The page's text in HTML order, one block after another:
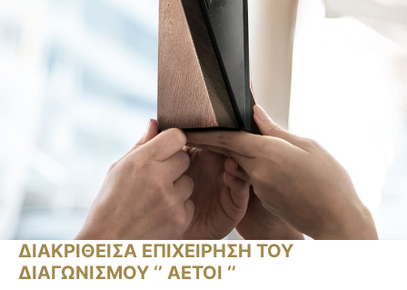
ΔΙΑΚΡΙΘΕΙΣΑ ΕΠΙΧΕΙΡΗΣΗ ΤΟΥ
ΔΙΑΓΩΝΙΣΜΟΥ ‘’ ΑΕΤΟΙ ‘’